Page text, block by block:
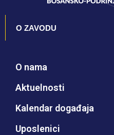
O ZAVODU
O nama
Aktuelnosti
Kalendar događaja
Uposlenici